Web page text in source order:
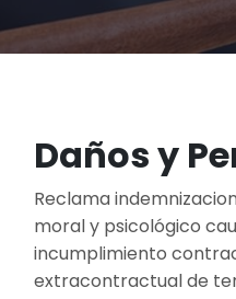
Daños y
Reclama
moral y psicológico
incumplimiento
extracontractual de